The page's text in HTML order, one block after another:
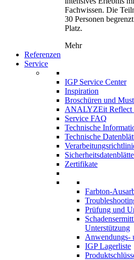
Fachwissen. Die
30 Personen
Platz.
Mehr
Referenzen
Service
IGP Service Center
Inspiration
Broschüren und
ANALYZEit Reflect
Service FAQ
Technische
Technische
Zertifikate
Farbton-
Prüfung und
Unterstützung
Anwendungs-
IGP Lagerliste